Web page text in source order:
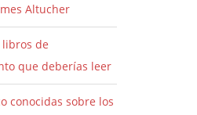
Altucher
libros de
que deberías leer
conocidas sobre los